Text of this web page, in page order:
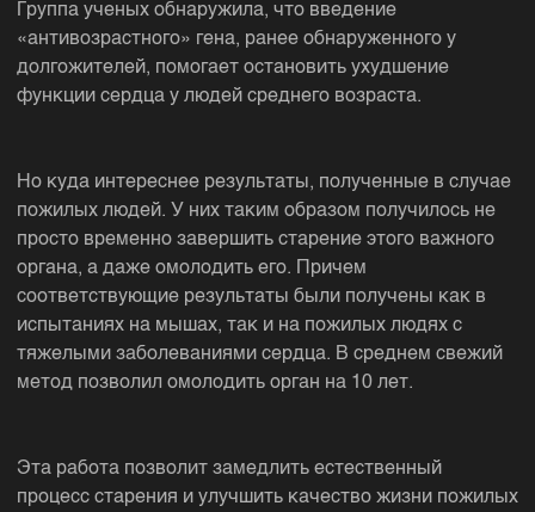
Группа ученых обнаружила, что введение
«антивозрастного» гена, ранее обнаруженного у
долгожителей, помогает остановить ухудшение
функции сердца у людей среднего возраста.
Но куда интереснее результаты, полученные в случае
пожилых людей. У них таким образом получилось не
просто временно завершить старение этого важного
органа, а даже омолодить его. Причем
соответствующие результаты были получены как в
испытаниях на мышах, так и на пожилых людях с
тяжелыми заболеваниями сердца. В среднем свежий
метод позволил омолодить орган на 10 лет.
Эта работа позволит замедлить естественный
процесс старения и улучшить качество жизни пожилых